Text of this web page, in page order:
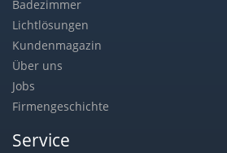
Badezimmer
Lichtlösungen
Kundenmagazin
Über uns
Jobs
Firmengeschichte
Service